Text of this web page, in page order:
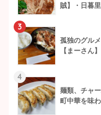
賊】・日暮里
3
孤独のグル
【まーさん
4
麺類、チャ
町中華を味